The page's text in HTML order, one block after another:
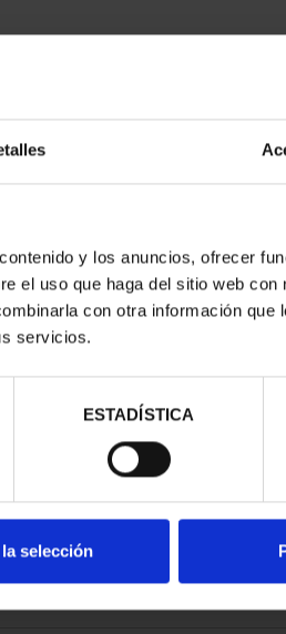
y los anuncios, ofrecer
el uso que haga del sitio web con
con otra información que
servicios.
ESTADÍSTICA
selección